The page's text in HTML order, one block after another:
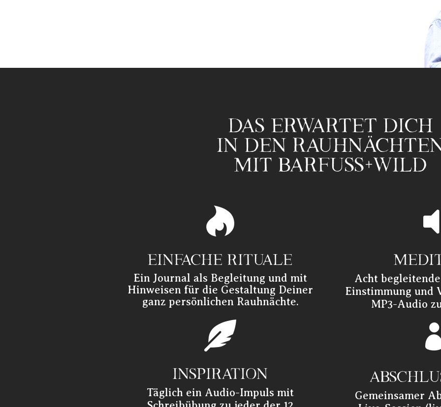
DAS ERWARTET DICH
IN DEN
MIT BARFUSS+WILD

EINFACHE RITUALE
Ein Journal als Begleitung und mit
Hinweisen für die Gestaltung Deiner
ganz persönlichen Rauhnächte.

INSPIRATION
Täglich ein Audio-Impuls mit
Acht
Einstimmung und
MP3-Audio
Gemeinsamer